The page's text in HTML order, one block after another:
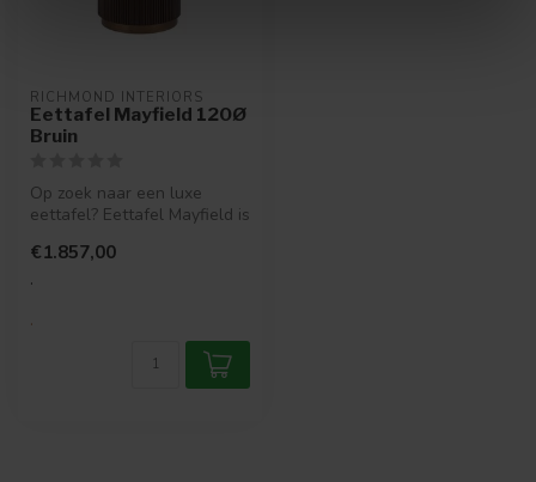
RICHMOND INTERIORS
Eettafel Mayfield 120Ø
Bruin
Op zoek naar een luxe
eettafel? Eettafel Mayfield is
marmer...
€1.857,00
.
.